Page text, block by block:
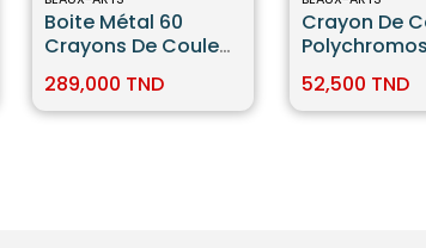
Boite Métal 60
Crayons De Couleur
Faber-Castell
289,000 TND
Crayon De
52,500 TND